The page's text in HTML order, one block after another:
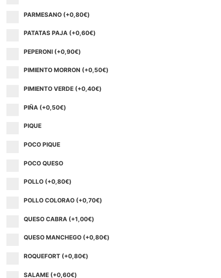
PARMESANO (+0,80€)
PATATAS PAJA (+0,60€)
PEPERONI (+0,90€)
PIMIENTO MORRON (+0,50€)
PIMIENTO VERDE (+0,40€)
PIÑA (+0,50€)
PIQUE
POCO PIQUE
POCO QUESO
POLLO (+0,80€)
POLLO COLORAO (+0,70€)
QUESO CABRA (+1,00€)
QUESO MANCHEGO (+0,80€)
ROQUEFORT (+0,80€)
SALAME (+0,60€)